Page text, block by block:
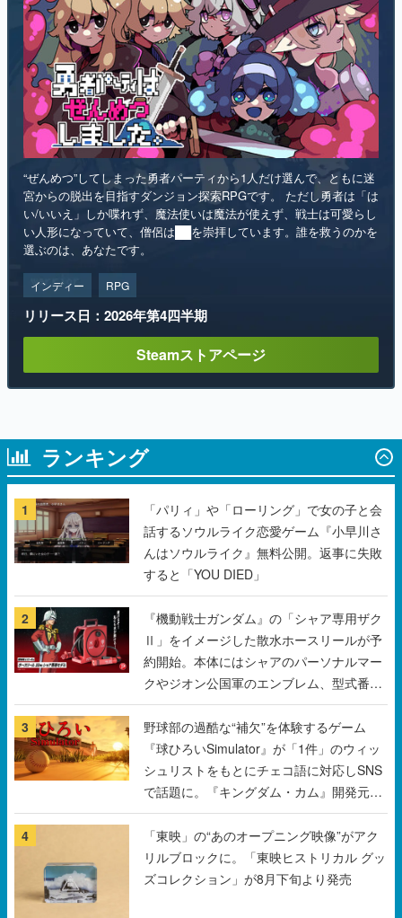
“ぜんめつ”してしまった勇者パーティから1人だけ選んで、ともに迷
宮からの脱出を目指すダンジョン探索RPGです。 ただし勇者は「は
い/いいえ」しか喋れず、魔法使いは魔法が使えず、戦士は可愛らし
い人形になっていて、僧侶は██を崇拝しています。誰を救うのかを
選ぶのは、あなたです。
インディー RPG
リリース日：2026年第4四半期
Steamストアページ
ランキング
1
「パリィ」や「ローリング」で女の子と会
話するソウルライク恋愛ゲーム『小早川さ
んはソウルライク』無料公開。返事に失敗
すると「YOU DIED」
2
『機動戦士ガンダム』の「シャア専用ザク
Ⅱ」をイメージした散水ホースリールが予
約開始。本体にはシャアのパーソナルマー
クやジオン公国軍のエンブレム、型式番号
などを配置
3
野球部の過酷な“補欠”を体験するゲーム
『球ひろいSimulator』が「1件」のウィッ
シュリストをもとにチェコ語に対応しSNS
で話題に。『キングダム・カム』開発元や
チェコのプロ野球選手から称賛の声
4
「東映」の“あのオープニング映像”がアク
リルブロックに。「東映ヒストリカル グッ
ズコレクション」が8月下旬より発売